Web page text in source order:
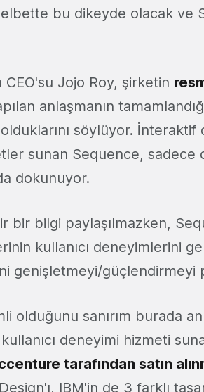
bu dikeyde olacak ve
Jojo Roy, şirketin
anlaşmanın
söylüyor. İnteraktif
sunan Sequence, sadece
dokunuyor.
bir bilgi paylaşılmazken,
kullanıcı deneyimlerini
genişletmeyi/güçlendirmeyi
olduğunu sanırım burada
deneyimi hizmeti
tarafından satın
IBM'in de 3 farklı